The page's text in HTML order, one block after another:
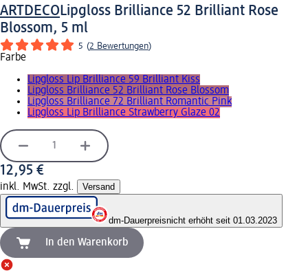
ARTDECOLipgloss Brilliance 52 Brilliant Rose
Blossom, 5 ml
5 (2 Bewertungen)
Farbe
Lipgloss Lip Brilliance 59 Brilliant Kiss
Lipgloss Brilliance 52 Brilliant Rose Blossom
Lipgloss Brilliance 72 Brilliant Romantic Pink
Lipgloss Lip Brilliance Strawberry Glaze 02
12,95 €
inkl. MwSt. zzgl. Versand
dm-Dauerpreisnicht erhöht seit 01.03.2023
In den Warenkorb